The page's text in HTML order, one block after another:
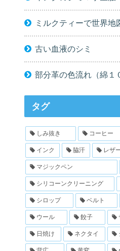
ミルクティーで世界地
古い血液のシミ
部分革の色流れ（綿１
タグ
しみ抜き コーヒー
インク 脇汗 レザ
マジックペン
シリコーンクリーニング
シロップ ベルト
ウール 餃子
日焼け ネクタイ